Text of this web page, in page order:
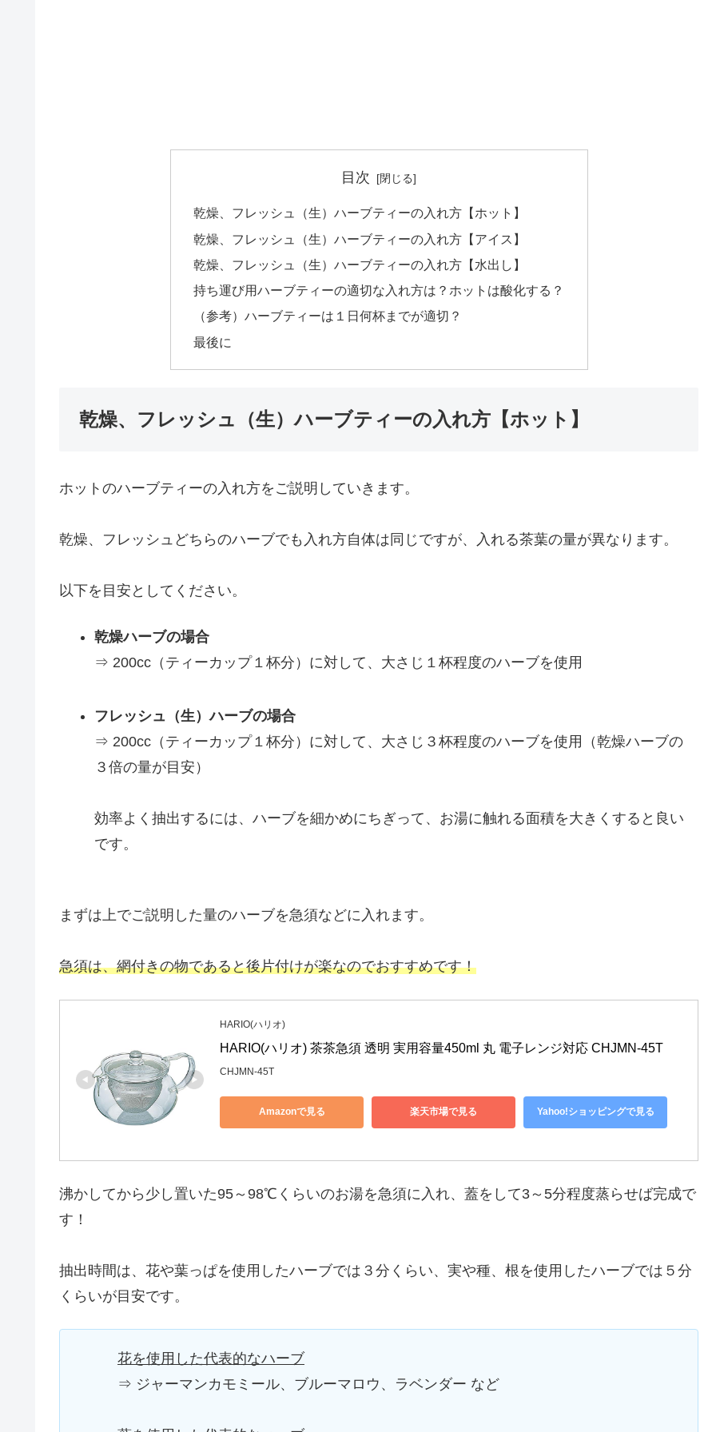
目次
乾燥、フレッシュ（生）ハーブティーの入れ方【ホット】
乾燥、フレッシュ（生）ハーブティーの入れ方【アイス】
乾燥、フレッシュ（生）ハーブティーの入れ方【水出し】
持ち運び用ハーブティーの適切な入れ方は？ホットは酸化する？
（参考）ハーブティーは１日何杯までが適切？
最後に
乾燥、フレッシュ（生）ハーブティーの入れ方【ホット】
ホットのハーブティーの入れ方をご説明していきます。
乾燥、フレッシュどちらのハーブでも入れ方自体は同じですが、入れる茶葉の量が異なります。
以下を目安としてください。
乾燥ハーブの場合
⇒ 200cc（ティーカップ１杯分）に対して、大さじ１杯程度のハーブを使用
フレッシュ（生）ハーブの場合
⇒ 200cc（ティーカップ１杯分）に対して、大さじ３杯程度のハーブを使用（乾燥ハーブの
３倍の量が目安）
効率よく抽出するには、ハーブを細かめにちぎって、お湯に触れる面積を大きくすると良い
です。
まずは上でご説明した量のハーブを急須などに入れます。
急須は、網付きの物であると後片付けが楽なのでおすすめです！
HARIO(ハリオ)
HARIO(ハリオ) 茶茶急須 透明 実用容量450ml 丸 電子レンジ対応 CHJMN-45T
CHJMN-45T
Amazonで見る 楽天市場で見る Yahoo!ショッピングで見る
沸かしてから少し置いた95～98℃くらいのお湯を急須に入れ、蓋をして3～5分程度蒸らせば完成で
す！
抽出時間は、花や葉っぱを使用したハーブでは３分くらい、実や種、根を使用したハーブでは５分
くらいが目安です。
花を使用した代表的なハーブ
⇒ ジャーマンカモミール、ブルーマロウ、ラベンダー など